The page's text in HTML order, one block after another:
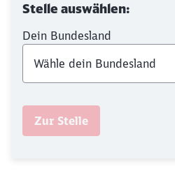
Stelle auswählen:
Dein Bundesland
Zur Stelle